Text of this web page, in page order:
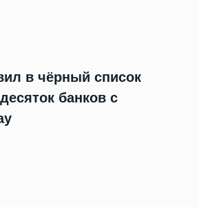
в чёрный список
банков с